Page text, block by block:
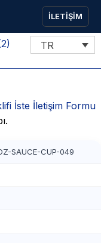
İLETİŞİM
TR
İste İletişim Formu
SAUCE-CUP-049